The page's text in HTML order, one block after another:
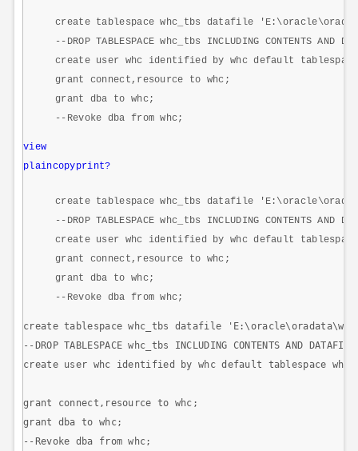
createtablespace whc_tbs datafile
--DROP TABLESPACE whc_tbs INCLUDING CONTENTS AND
create user whc identified by whcdefault
grant
connect ,resource to whc;
grant
dba to whc;
--Revoke dba from whc;
view
plaincopyprint?
createtablespace whc_tbs datafile
--DROP TABLESPACE whc_tbs INCLUDING CONTENTS AND
create user whc identified by whcdefault
grant
connect ,resource to whc;
grant
dba to whc;
--Revoke dba from whc;
create tablespace whc_tbs datafile
--DROP TABLESPACE whc_tbs INCLUDING CONTENTS AND
create user whc identified by whc default tablespace
grant connect,resource to whc;
grant dba to whc;
--Revoke dba from whc;